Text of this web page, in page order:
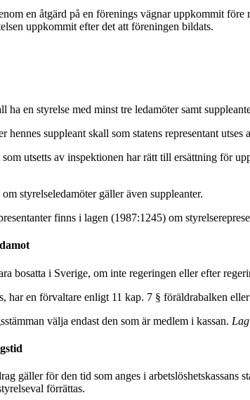
en åtgärd på en förenings vägnar uppkommit
uppkommit efter det att föreningen bildats.
ha en styrelse med minst tre ledamöter samt
hennes suppleant skall som statens representant
utsetts av inspektionen har rätt till ersättning för
styrelseledamöter gäller även suppleanter.
finns i lagen (1987:1245) om
bosatta i Sverige, om inte regeringen eller efter
har en förvaltare enligt 11 kap. 7 § föräldrabalken
välja endast den som är medlem i kassan.
gäller för den tid som anges i arbetslöshetskassans
förrättas.